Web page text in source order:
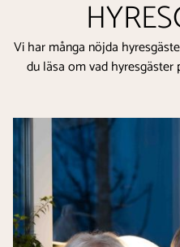
Vi har många nöjda
du läsa om vad